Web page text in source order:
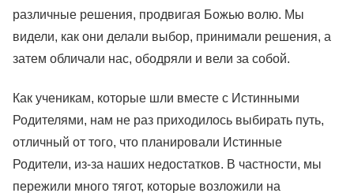
различные решения, продвигая Божью волю. Мы
видели, как они делали выбор, принимали решения, а
затем обличали нас, ободряли и вели за собой.
Как ученикам, которые шли вместе с Истинными
Родителями, нам не раз приходилось выбирать путь,
отличный от того, что планировали Истинные
Родители, из-за наших недостатков. В частности, мы
пережили много тягот, которые возложили на